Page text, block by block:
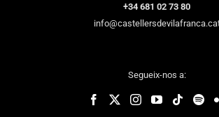
+34 681 02 73 80
Segueix-nos a: